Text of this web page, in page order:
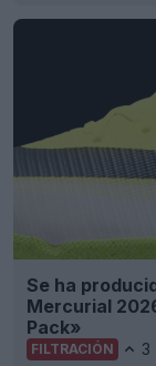
Se ha
Mercurial
Pack»
FILTRACIÓN 3